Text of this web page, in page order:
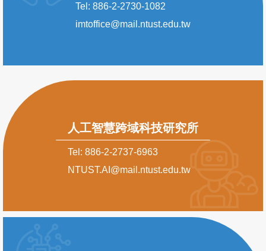
Tel: 886-2-2730-1082
imtoffice@mail.ntust.edu.tw
人工智慧跨域科技研究所
Tel: 886-2-2737-6963
NTUST.AI@mail.ntust.edu.tw